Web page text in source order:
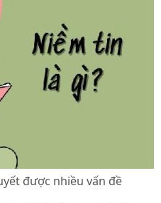
được nhiều vấn đề